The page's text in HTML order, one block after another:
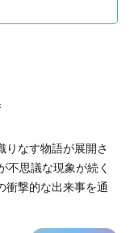
りなす物語が展開さ
不思議な現象が続く
衝撃的な出来事を通